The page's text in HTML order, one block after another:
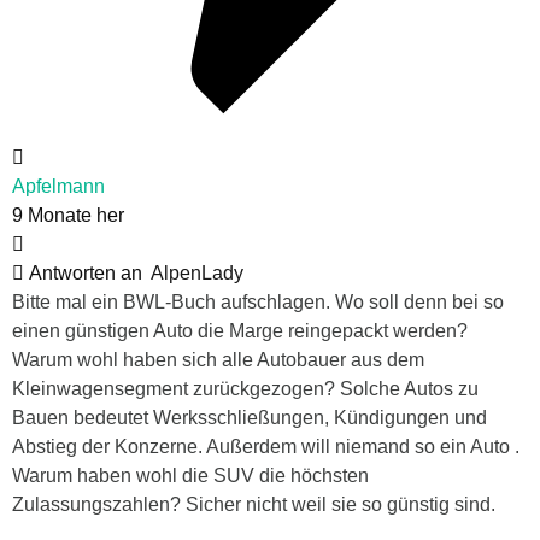
Apfelmann
9 Monate her
Antworten an AlpenLady
Bitte mal ein BWL-Buch aufschlagen. Wo soll denn bei so
einen günstigen Auto die Marge reingepackt werden?
Warum wohl haben sich alle Autobauer aus dem
Kleinwagensegment zurückgezogen? Solche Autos zu
Bauen bedeutet Werksschließungen, Kündigungen und
Abstieg der Konzerne. Außerdem will niemand so ein Auto .
Warum haben wohl die SUV die höchsten
Zulassungszahlen? Sicher nicht weil sie so günstig sind.